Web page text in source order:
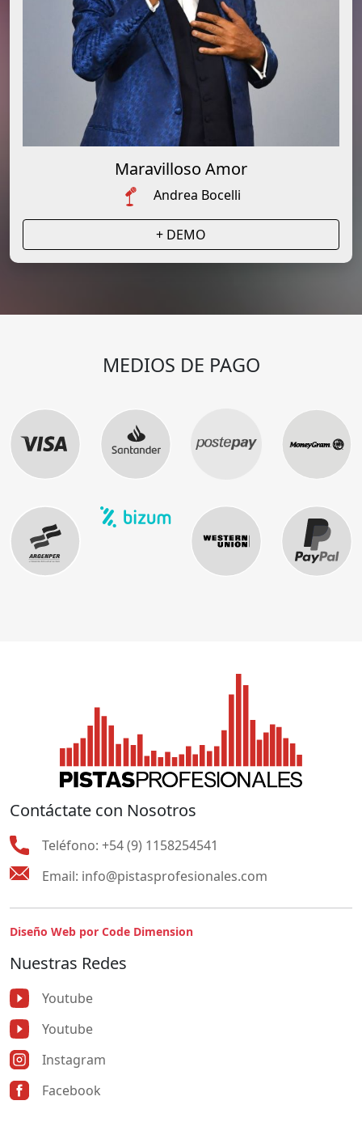
Maravilloso Amor
Andrea Bocelli
+ DEMO
MEDIOS DE PAGO
Contáctate con Nosotros
Teléfono: +54 (9) 1158254541
Email: info@pistasprofesionales.com
Diseño Web por Code Dimension
Nuestras Redes
Youtube
Youtube
Instagram
Facebook